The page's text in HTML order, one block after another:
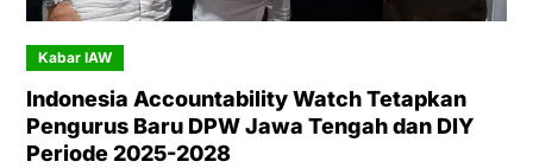
Kabar IAW
Indonesia Accountability Watch Tetapkan
Pengurus Baru DPW Jawa Tengah dan DIY
Periode 2025-2028